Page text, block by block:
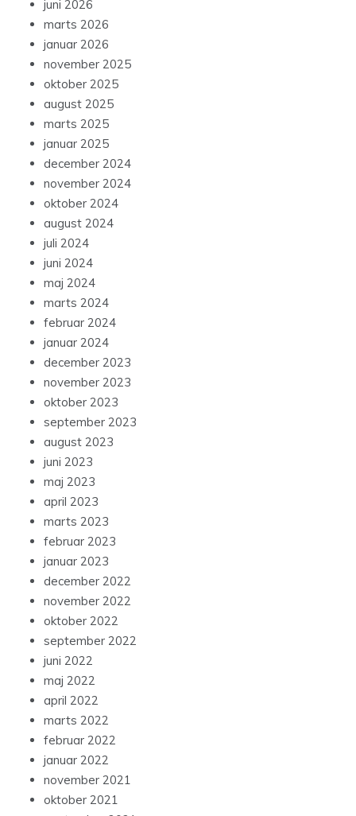
juni 2026
marts 2026
januar 2026
november 2025
oktober 2025
august 2025
marts 2025
januar 2025
december 2024
november 2024
oktober 2024
august 2024
juli 2024
juni 2024
maj 2024
marts 2024
februar 2024
januar 2024
december 2023
november 2023
oktober 2023
september 2023
august 2023
juni 2023
maj 2023
april 2023
marts 2023
februar 2023
januar 2023
december 2022
november 2022
oktober 2022
september 2022
juni 2022
maj 2022
april 2022
marts 2022
februar 2022
januar 2022
november 2021
oktober 2021